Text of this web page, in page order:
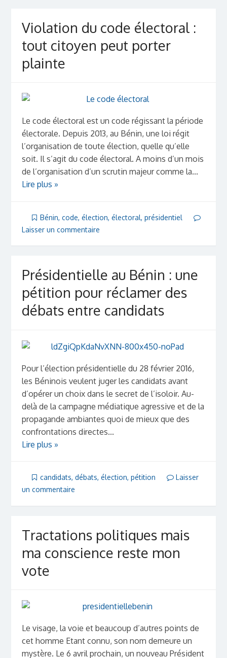
Violation du code électoral :
tout citoyen peut porter
plainte
Le code électoral est un code régissant la période
électorale. Depuis 2013, au Bénin, une loi régit
l’organisation de toute élection, quelle qu’elle
soit. Il s’agit du code électoral. A moins d’un mois
de l’organisation d’un scrutin majeur comme la...
Lire plus »
Bénin, code, élection, électoral, présidentiel
Laisser un commentaire
Présidentielle au Bénin : une
pétition pour réclamer des
débats entre candidats
Pour l’élection présidentielle du 28 février 2016,
les Béninois veulent juger les candidats avant
d’opérer un choix dans le secret de l’isoloir. Au-
delà de la campagne médiatique agressive et de la
propagande ambiantes quoi de mieux que des
confrontations directes...
Lire plus »
candidats, débats, élection, pétition
Laisser
un commentaire
Tractations politiques mais
ma conscience reste mon
vote
Le visage, la voie et beaucoup d’autres points de
cet homme Etant connu, son nom demeure un
mystère. Le 6 avril prochain, un nouveau Président